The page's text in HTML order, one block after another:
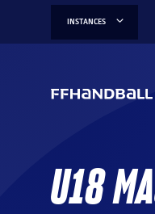
INSTANCES
U18